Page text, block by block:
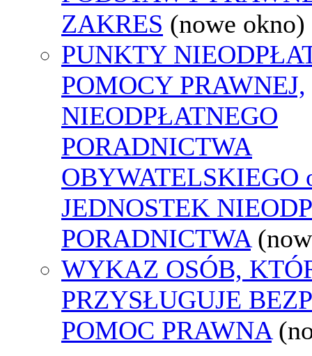
ZAKRES (nowe okno)
PUNKTY
POMOCY PRAWNEJ,
NIEODPŁATNEGO
PORADNICTWA
OBYWATELSKIEGO
JEDNOSTEK
PORADNICTWA
WYKAZ OSÓB,
PRZYSŁUGUJE
POMOC PRAWNA